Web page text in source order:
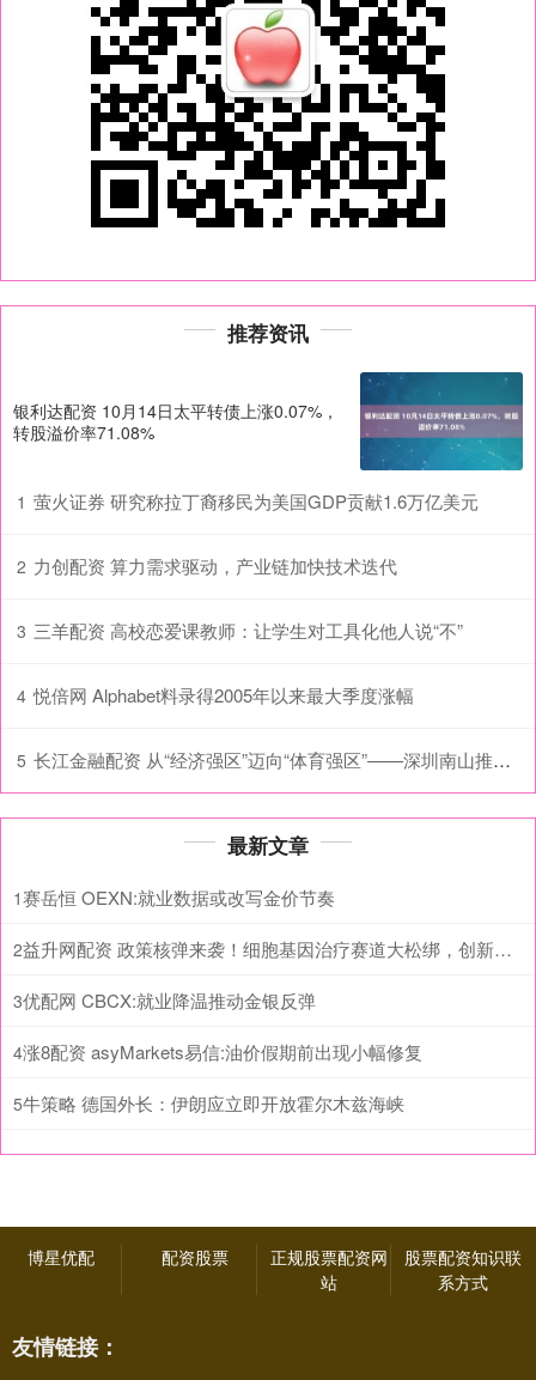
推荐资讯
银利达配资 10月14日太平转债上涨0.07%，
转股溢价率71.08%
1 萤火证券 研究称拉丁裔移民为美国GDP贡献1.6万亿美元
2 力创配资 算力需求驱动，产业链加快技术迭代
3 三羊配资 高校恋爱课教师：让学生对工具化他人说“不”
4 悦倍网 Alphabet料录得2005年以来最大季度涨幅
5 长江金融配资 从“经济强区”迈向“体育强区”——深圳南山推动体育事业高质量发展观察
最新文章
1赛岳恒 OEXN:就业数据或改写金价节奏
2 益升网配资 政策核弹来袭！细胞基因治疗赛道大松绑，创新药反转行情正式启动
3优配网 CBCX:就业降温推动金银反弹
4涨8配资 asyMarkets易信:油价假期前出现小幅修复
5牛策略 德国外长：伊朗应立即开放霍尔木兹海峡
博星优配 配资股票
正规股票配资网
站
股票配资知识联
系方式
友情链接：